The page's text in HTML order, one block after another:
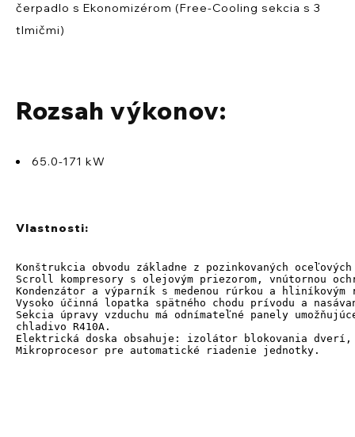
čerpadlo s Ekonomizérom (Free-Cooling sekcia s 3
tlmičmi)
Rozsah výkonov:
65.0-171 kW
Vlastnosti:
Konštrukcia obvodu základne z pozinkovaných
Scroll kompresory s olejovým priezorom, vnútornou
Kondenzátor a výparník s medenou rúrkou a hliníkovým
Vysoko účinná lopatka spätného chodu prívodu a
Sekcia úpravy vzduchu má odnímateľné panely
chladivo R410A.
Elektrická doska obsahuje: izolátor blokovania
Mikroprocesor pre automatické riadenie jednotky.